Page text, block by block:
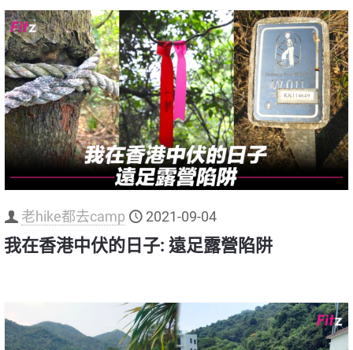
老hike都去camp 2021-09-04
我在香港中伏的日子: 遠足露營陷阱